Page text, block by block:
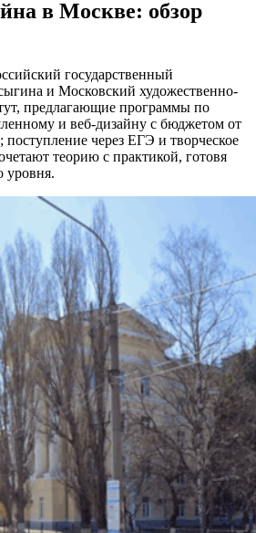
в Москве: обзор
государственный
и Московский художественно-
предлагающие программы по
и веб-дизайну с бюджетом от
поступление через ЕГЭ и творческое
теорию с практикой, готовя
уровня.